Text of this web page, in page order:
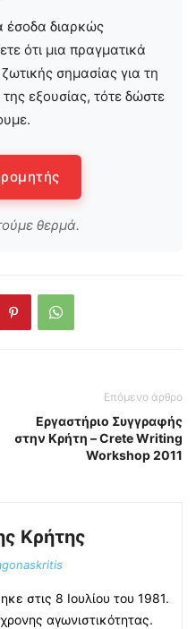
έσοδα διαρκώς
ότι μια πραγματικά
σημασίας για τη
εξουσίας, τότε δώστε
θερμά.
Επόμενο άρθρο
Εργαστήριο Συγγραφής
στην Κρήτη – Crete Writing
Workshop 2011
Κρήτης
στις 8 Ιουλίου του 1981.
αγωνιστικότητας.